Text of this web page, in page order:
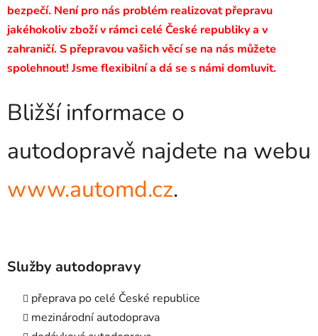
bezpečí. Není pro nás problém realizovat přepravu
jakéhokoliv zboží v rámci celé České republiky a v
zahraničí. S přepravou vašich věcí se na nás můžete
spolehnout! Jsme flexibilní a dá se s námi domluvit.
Bližší informace o
autodopravě najdete na webu
www.automd.cz.
Služby autodopravy
přeprava po celé České republice
mezinárodní autodoprava